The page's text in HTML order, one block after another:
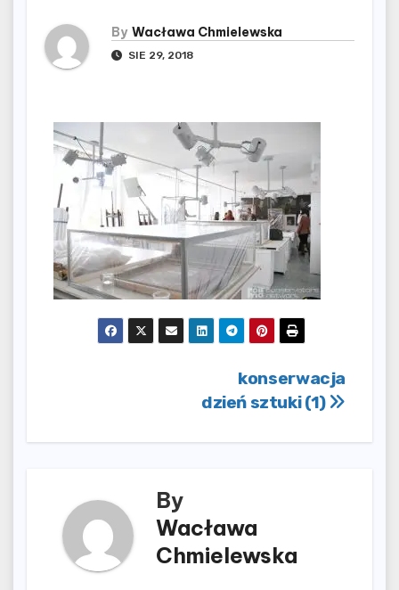
By Wacława Chmielewska
SIE 29, 2018
konserwacja
dzień sztuki (1)
By
Wacława
Chmielewska